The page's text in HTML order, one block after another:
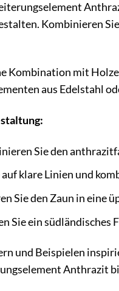
Kombinieren
Kombination mit
aus Edelstahl
Sie den
auf klare Linien und
Sie den Zaun in eine
Sie ein südländisches
und Beispielen
Anthrazit